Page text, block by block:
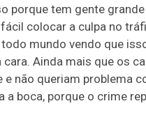
porque tem gente
colocar a culpa no
todo mundo vendo que
cara. Ainda mais que os
e não queriam problema
a boca, porque o crime